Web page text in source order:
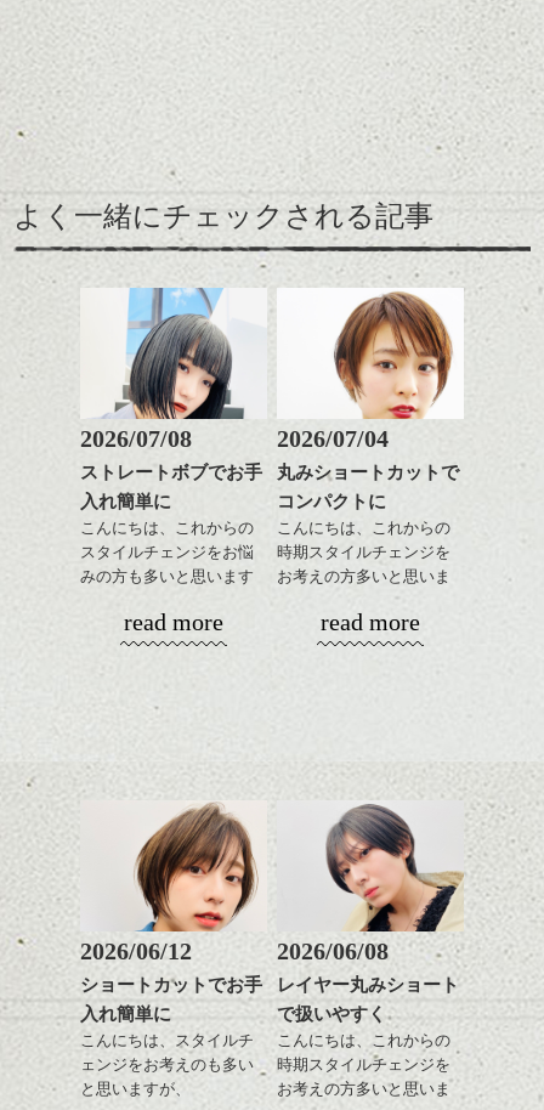
ハンサムショート／ヘッド
スパ／伸びても目立たない
ヘアカラー/ハイライト/ダブ
ルカラー/髪質改善/TOKIOト
リートメント/ブリーチ/イン
ミニボブ/抜け感ショート/バ
レイヤージュ/縮毛矯正
リートメント/ブリーチ/イン
ナーカラー/イルミナカラー/
ミニボブ/抜け感ショート/バ
レイヤージュ/縮毛矯正
ハンサムショート／ヘッド
ヘアカラー/ハイライト/ダブ
ルカラー/髪質改善/TOKIOト
レイヤージュ/縮毛矯
ここ最近タイトでコンパ
クトなイメージのショー
トが良い感じでしたが、
そこに相反するボリュー
ム感がミックスされてた
りフォルムが際立つと春
に向けていい感じだと思
いますよ。
↑こんなふうにフロント部
分をややフォルミーに見
せて
前からみるとマッシュな
感じ
↓サイドから見るとタイト
なクラシックショート
風。
モノトーンでパリッとし
たファッションとも相性
耳だしするとメリハリが
ついて良い感じです。
スタイリングはとても簡
単でワックスやセラムを
全体に手ぐししながら広
げるだけ、
まだ寒いですが。
アーもこれからの季節お
すすめです。
前髪長めで後髪短くだ
と、抜け感のあるこなれ
た印象になって良いで
す。
に明るめグレージュのハ
イライトをプラスしてツ
ヤと軽さを。
にかとアレンジも効きや
毎日の気分で楽しめるの
バックのフォルムをしっ
かり残してカット、お洒
落系の女性に合います。
またジェンダレスなライ
ンでもあるので、これく
らいの感じって中性的な
メンズにも似合いそうで
すよね。
今回はそんな感じで、
春のヘアスタイル是非ご
相談して下さい。
を少し意識したスタイル
えりあしはコンパクトに
してざっくりとしたニッ
トにもバランスよく合う
ように。
緩いパーマがリラックス
雰囲気にぴったり、ニッ
トとコンパクトなショー
トパーマおすすめです。
パーマそして春はパーマ
が似合う季節、柔らかく
ふわっとしたイメージに
したくなりませんか？
ある方も多いかと思いま
すがアウトラインや耳下
は極弱にトップは大きめ
でしっかりと、頭の箇所
で強さをコントロールし
てかけたらスタイリング
もしやすく失敗しないで
す。髪質によってはかけ
なくていい箇所もありま
よく一緒にチェックされる記事
2026/07/08
ストレートボブでお手
入れ簡単に
こんにちは、これからの
スタイルチェンジをお悩
みの方も多いと思います
やっぱりボブでお手入れ
しやすいスタイルだと毎
あご下のラインでやや長
さを残したボブは雰囲気
も出しやすくていろいろ
おすすめですね。
前髪もやや重めにカット
してラインを強調するの
もこれからは良い感じで
す、
目元が引き締まった印象
に。
read more
2026/07/04
丸みショートカットで
コンパクトに
こんにちは、これからの
時期スタイルチェンジを
お考えの方多いと思いま
コンパクトなフォルムが
グも簡単で良いので朝の
そんなショートカット。
軽めの前髪で透け感を演
出できるので、
この時期とてもおすすめ
ですよ。
read more
2026/06/12
ショートカットでお手
入れ簡単に
こんにちは、スタイルチ
ェンジをお考えのも多い
と思いますが、
2026/06/08
レイヤー丸みショート
で扱いやすく
こんにちは、これからの
時期スタイルチェンジを
お考えの方多いと思いま